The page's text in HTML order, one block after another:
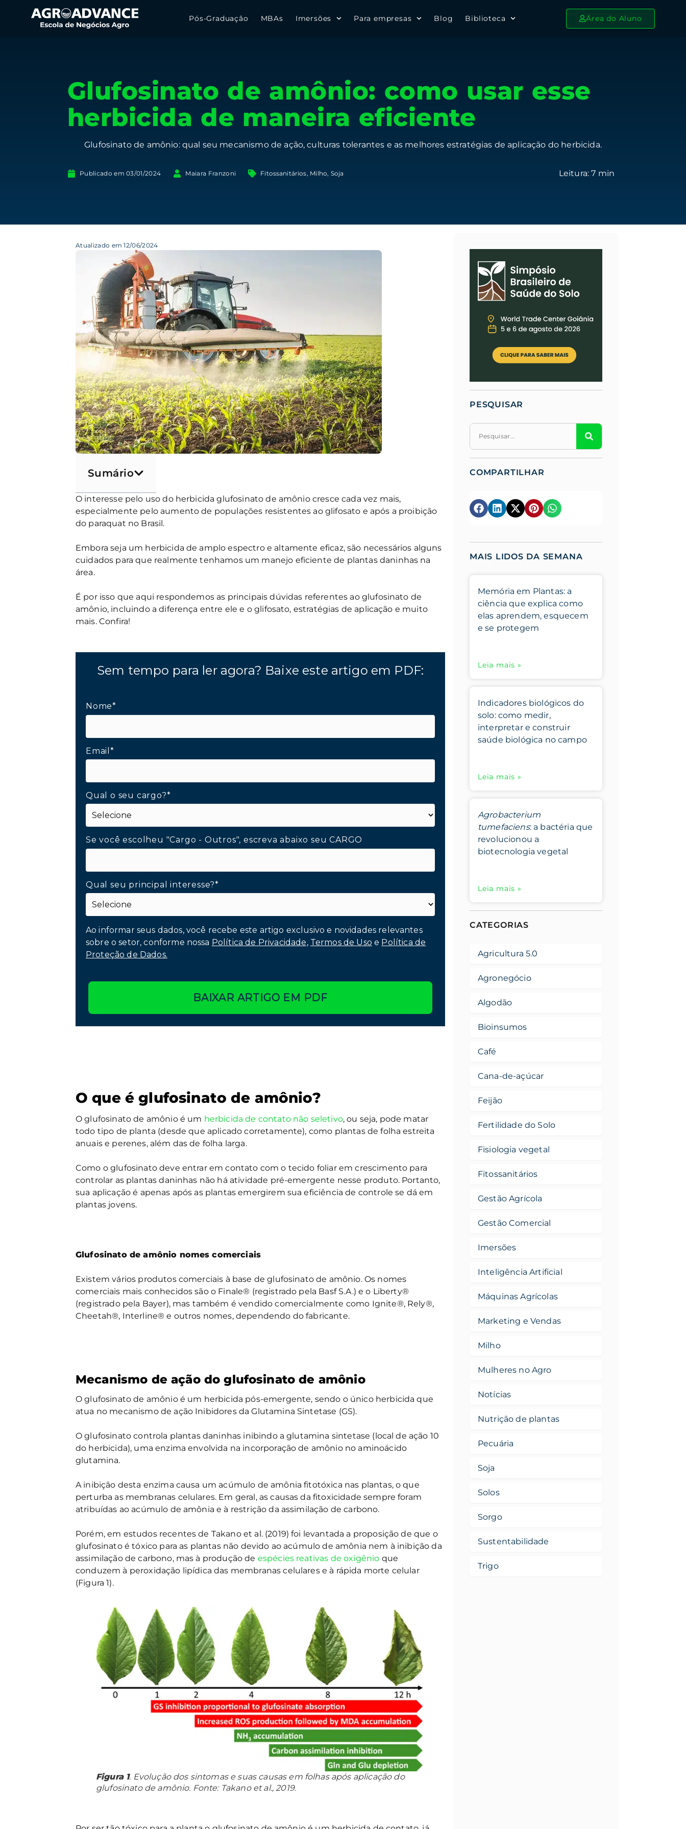
Pós-Graduação MBAs Imersões Para empresas Blog Biblioteca Área do Aluno
Glufosinato de amônio: como usar esse
herbicida de maneira eficiente
Glufosinato de amônio: qual seu mecanismo de ação, culturas tolerantes e as melhores estratégias de aplicação do herbicida.
Publicado em 03/01/2024 Maiara Franzoni Fitossanitários, Milho, Soja
Atualizado em 12/06/2024
Sumário
O interesse pelo uso do herbicida glufosinato de amônio cresce cada vez mais,
especialmente pelo aumento de populações resistentes ao glifosato e após a proibição
do paraquat no Brasil.
Embora seja um herbicida de amplo espectro e altamente eficaz, são necessários alguns
cuidados para que realmente tenhamos um manejo eficiente de plantas daninhas na
área.
É por isso que aqui respondemos as principais dúvidas referentes ao glufosinato de
amônio, incluindo a diferença entre ele e o glifosato, estratégias de aplicação e muito
mais. Confira!
Sem tempo para ler agora? Baixe este artigo em PDF:
Nome*
Email*
Qual o seu cargo?*
Se você escolheu "Cargo - Outros", escreva abaixo seu CARGO
Qual seu principal interesse?*
Ao informar seus dados, você recebe este artigo exclusivo e novidades relevantes
sobre o setor, conforme nossa Política de Privacidade, Termos de Uso e Política de
Proteção de Dados.
BAIXAR ARTIGO EM PDF
O que é glufosinato de amônio?
O glufosinato de amônio é um herbicida de contato não seletivo, ou seja, pode matar
todo tipo de planta (desde que aplicado corretamente), como plantas de folha estreita
anuais e perenes, além das de folha larga.
Como o glufosinato deve entrar em contato com o tecido foliar em crescimento para
controlar as plantas daninhas não há atividade pré-emergente nesse produto. Portanto,
sua aplicação é apenas após as plantas emergirem sua eficiência de controle se dá em
plantas jovens.
Glufosinato de amônio nomes comerciais
Existem vários produtos comerciais à base de glufosinato de amônio. Os nomes
comerciais mais conhecidos são o Finale® (registrado pela Basf S.A.) e o Liberty®
(registrado pela Bayer), mas também é vendido comercialmente como Ignite®, Rely®,
Cheetah®, Interline® e outros nomes, dependendo do fabricante.
Mecanismo de ação do glufosinato de amônio
O glufosinato de amônio é um herbicida pós-emergente, sendo o único herbicida que
atua no mecanismo de ação Inibidores da Glutamina Sintetase (GS).
O glufosinato controla plantas daninhas inibindo a glutamina sintetase (local de ação 10
do herbicida), uma enzima envolvida na incorporação de amônio no aminoácido
glutamina.
A inibição desta enzima causa um acúmulo de amônia fitotóxica nas plantas, o que
perturba as membranas celulares. Em geral, as causas da fitoxicidade sempre foram
atribuídas ao acúmulo de amônia e à restrição da assimilação de carbono.
Porém, em estudos recentes de Takano et al. (2019) foi levantada a proposição de que o
glufosinato é tóxico para as plantas não devido ao acúmulo de amônia nem à inibição da
assimilação de carbono, mas à produção de espécies reativas de oxigênio que
conduzem à peroxidação lipídica das membranas celulares e à rápida morte celular
(Figura 1).
Figura 1. Evolução dos sintomas e suas causas em folhas após aplicação do
glufosinato de amônio. Fonte: Takano et al., 2019.
PESQUISAR
COMPARTILHAR
MAIS LIDOS DA SEMANA
Memória em Plantas: a
ciência que explica como
elas aprendem, esquecem
e se protegem
Leia mais »
Indicadores biológicos do
solo: como medir,
interpretar e construir
saúde biológica no campo
Leia mais »
Agrobacterium
tumefaciens: a bactéria que
revolucionou a
biotecnologia vegetal
Leia mais »
CATEGORIAS
Agricultura 5.0
Agronegócio
Algodão
Bioinsumos
Café
Cana-de-açúcar
Feijão
Fertilidade do Solo
Fisiologia vegetal
Fitossanitários
Gestão Agrícola
Gestão Comercial
Imersões
Inteligência Artificial
Máquinas Agrícolas
Marketing e Vendas
Milho
Mulheres no Agro
Notícias
Nutrição de plantas
Pecuária
Soja
Solos
Sorgo
Sustentabilidade
Trigo